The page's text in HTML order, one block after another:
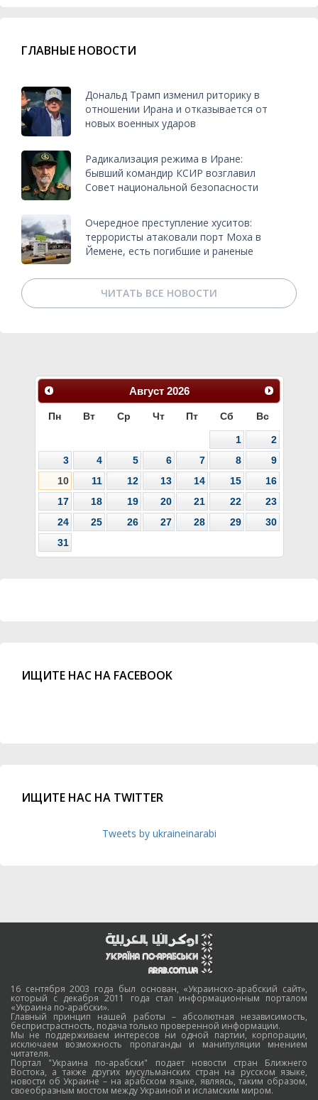
ГЛАВНЫЕ НОВОСТИ
Дональд Трамп изменил риторику в
отношении Ирана и отказывается от
новых военных ударов
Радикализация режима в Иране:
бывший командир КСИР возглавил
Совет национальной безопасности
Очередное преступление хуситов:
террористы атаковали порт Моха в
Йемене, есть погибшие и раненые
ЧИТАТЬ ВСЕ НОВОСТИ
Август 2026
Пн Вт Ср Чт Пт Сб Вс
1
2
3
4 5 6 7 8
9
10
11 12 13 14 15
16
17
18 19 20 21 22
23
24
25 26 27 28 29
30
31
ИЩИТЕ НАС НА FACEBOOK
ИЩИТЕ НАС НА TWITTER
Tweets by ukraineinarabi
16 сентября 2003 года был основан, «Украинско-арабский сайт»,
который с декабря 2011 года стал информационным порталом
«Украина по-арабски».
Главный принцип нашей работы – абсолютная независимость,
беспристрастность, подача только проверенной информации.
Мы не поддерживаем интересов ни одной партии, корпорации,
исключаем возможность пропаганды и манипуляции мнением
читателя.
Портал "Украина по-арабски" подает новости стран Ближнего
Востока, а также других мусульманских стран на русском языке,
новости об Украине – на арабском языке, являясь, таким образом,
своеобразным мостом между Украиной и исламским миром.